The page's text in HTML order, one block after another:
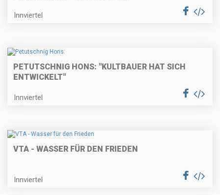
Innviertel
PETUTSCHNIG HONS: "KULTBAUER HAT SICH
ENTWICKELT"
Innviertel
VTA - WASSER FÜR DEN FRIEDEN
Innviertel